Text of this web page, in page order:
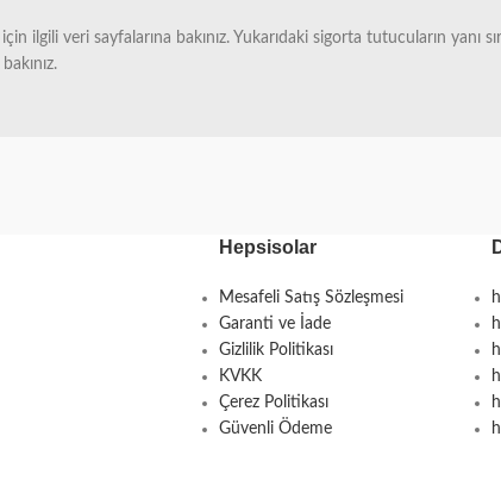
ilgili veri sayfalarına bakınız. Yukarıdaki sigorta tutucuların yanı
Hepsisolar
Mesafeli Satış Sözleşmesi
Garanti ve İade
Gizlilik Politikası
KVKK
Çerez Politikası
Güvenli Ödeme